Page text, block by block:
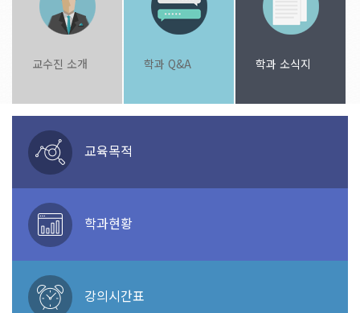
교수진 소개 학과 Q&A 학과 소식지
교육목적
학과현황
강의시간표